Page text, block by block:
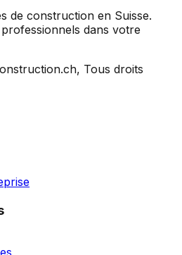
de construction en Suisse.
dans votre
Tous droits